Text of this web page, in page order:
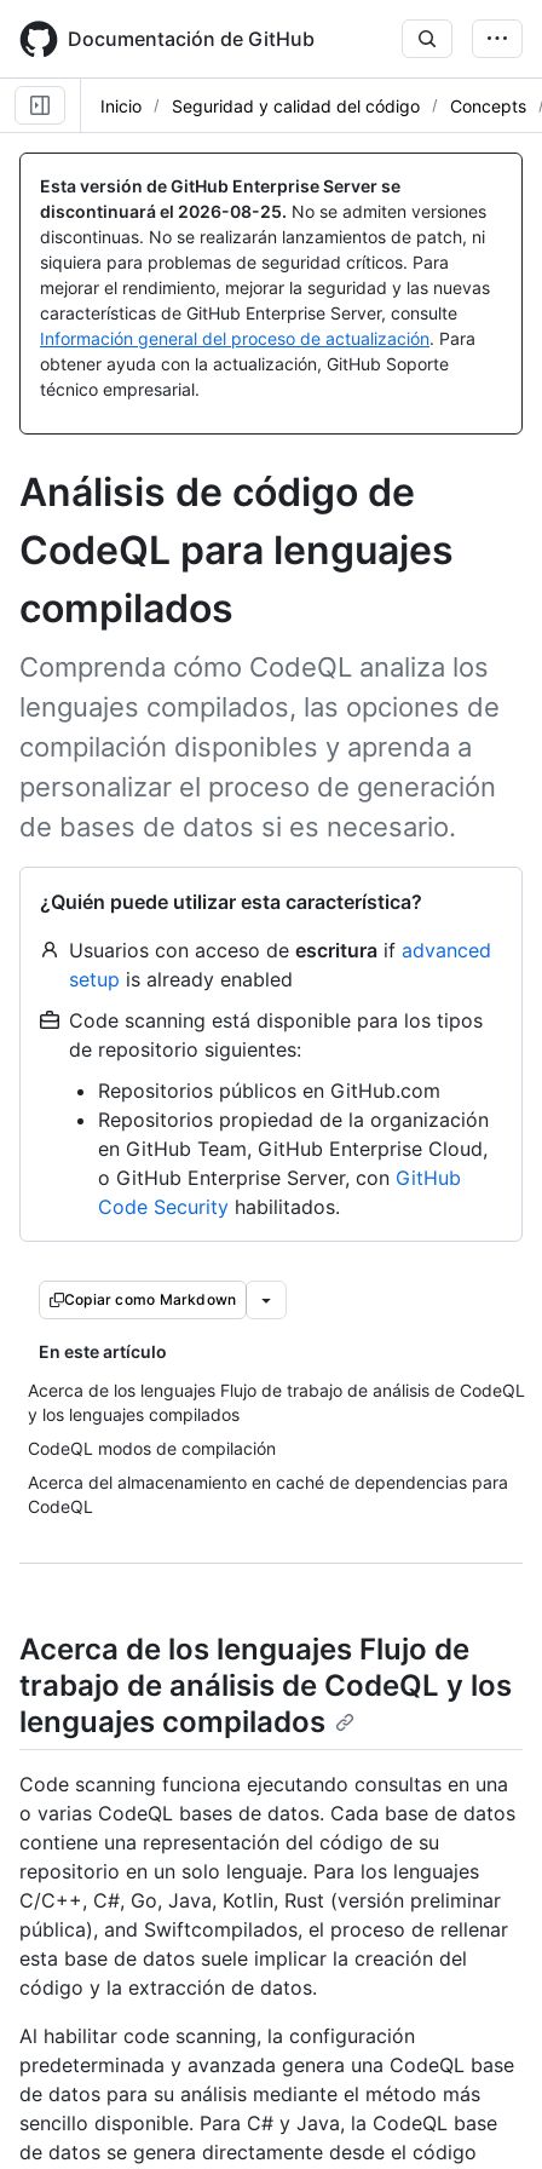
main
content
Documentación de GitHub
Inicio Seguridad y calidad del código Concepts
Esta versión de GitHub Enterprise Server se
discontinuará el 2026-08-25. No se admiten versiones
discontinuas. No se realizarán lanzamientos de patch, ni
siquiera para problemas de seguridad críticos. Para
mejorar el rendimiento, mejorar la seguridad y las nuevas
características de GitHub Enterprise Server, consulte
Información general del proceso de actualización. Para
obtener ayuda con la actualización, GitHub Soporte
técnico empresarial.
Análisis de código de
CodeQL para lenguajes
compilados
Comprenda cómo CodeQL analiza los
lenguajes compilados, las opciones de
compilación disponibles y aprenda a
personalizar el proceso de generación
de bases de datos si es necesario.
¿Quién puede utilizar esta característica?
Usuarios con acceso de escritura if advanced
setup is already enabled
Code scanning está disponible para los tipos
de repositorio siguientes:
Repositorios públicos en GitHub.com
Repositorios propiedad de la organización
en GitHub Team, GitHub Enterprise Cloud,
o GitHub Enterprise Server, con GitHub
Code Security habilitados.
Copiar como Markdown
En este artículo
Acerca de los lenguajes Flujo de trabajo de análisis de CodeQL
y los lenguajes compilados
CodeQL modos de compilación
Acerca del almacenamiento en caché de dependencias para
CodeQL
Acerca de los lenguajes Flujo de
trabajo de análisis de CodeQL y los
lenguajes compilados
Code scanning funciona ejecutando consultas en una
o varias CodeQL bases de datos. Cada base de datos
contiene una representación del código de su
repositorio en un solo lenguaje. Para los lenguajes
C/C++, C#, Go, Java, Kotlin, Rust (versión preliminar
pública), and Swiftcompilados, el proceso de rellenar
esta base de datos suele implicar la creación del
código y la extracción de datos.
Al habilitar code scanning, la configuración
predeterminada y avanzada genera una CodeQL base
de datos para su análisis mediante el método más
sencillo disponible. Para C# y Java, la CodeQL base
de datos se genera directamente desde el código